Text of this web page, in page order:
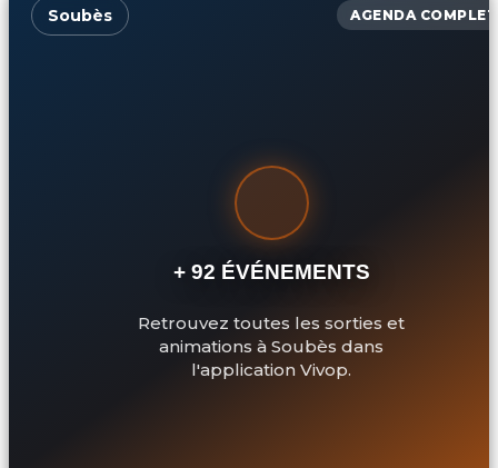
Soubès AGENDA COMPLET
+ 92 ÉVÉNEMENTS
Retrouvez toutes les sorties et
animations à Soubès dans
l'application Vivop.